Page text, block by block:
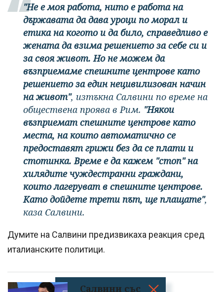
"Не е моя работа, нито е работа на
държавата да дава уроци по морал и
етика на когото и да било, справедливо е
жената да взима решението за себе си и
за своя живот. Но не можем да
възприемаме спешните центрове като
решението за един нецивилизован начин
на живот", изтъкна Салвини по време на
обществена проява в Рим. "Някои
възприемат спешните центрове като
места, на които автоматично се
предоставят грижи без да се плати и
стотинка. Време е да кажем "стоп" на
хилядите чуждестранни граждани,
които лагеруват в спешните центрове.
Като дойдете трети път, ще плащате",
каза Салвини.
Думите на Салвини предизвикаха реакция сред
италианските политици.
Салвини със